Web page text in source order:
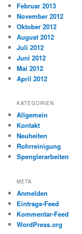
Februar 2013
November 2012
Oktober 2012
August 2012
Juli 2012
Juni 2012
Mai 2012
April 2012
KATEGORIEN
Allgemein
Kontakt
Neuheiten
Rohrreinigung
Spenglerarbeiten
META
Anmelden
Eintrags-Feed
Kommentar-Feed
WordPress.org